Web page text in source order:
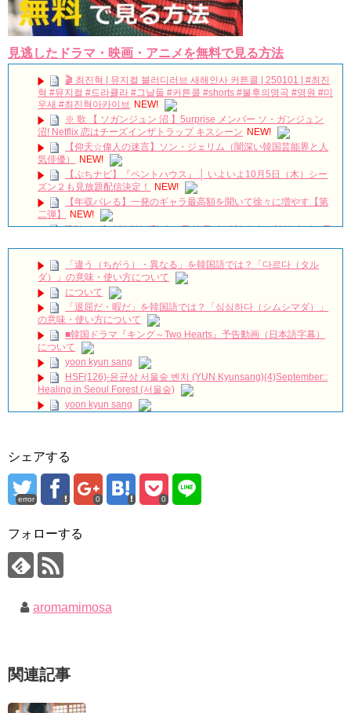
見逃したドラマ・映画・アニメを無料で見る方法
🎬 최진혁 | 뮤지컬 블러디러브 새해인사 커튼콜 | 250101 | #최진
혁 #뮤지컬 #드라큘라 #그날들 #커튼콜 #shorts #불후의명곡 #영원 #미
우새 #최진혁아카이브 NEW!
※ 歌 【 ソガンジュン 沼 】5urprise メンバー ソ・ガンジュン
沼! Netflix 恋はチーズインザトラップ キスシーン NEW!
【仰天☆偉人の迷言】ソン・ジェリム（闇深い韓国芸能界と人
気俳優）
NEW!
【ぷちナビ】『ペントハウス』 │ いよいよ10月5日（木）シー
ズン２も見放題配信決定！
NEW!
【年収バレる】一発のギャラ最高額を聞いて徐々に増やす【第
二弾】
NEW!
[3차 티저] 사랑 없는(?) 솔로들의 동거 리얼리티🔥 일상이 시트콤
味とは？韓国俳優の突然の別れ NEW!
韓国映画【母とわたしの3日間】完！概要|感想 12/30/2023
no.112 NEW!
The Untold Collapse of Yoo Ah-in NEW!
ユン・シユン＆イ・ユヨン主演「親愛なる判事様」視聴率7.8％
で水木ドラマ1位をキープ Big News TV NEW!
【衝撃】小笠原慎之介、甲子園初登板へ🔥「僕はロボットじゃ
ない」伝統の一戦で覚醒なるか⚾
21世紀の大君夫人DUET💓#韓国ドラマ #21世紀の大君夫人
#disneyplus #iu #byeonwooseok NEW!
ハン・ヘジン 한혜진 – (선공개) 강남 3대 얼짱 출신 &#39;한혜진
ハン・ヘジン 한혜진 – Still We (여전히 우리는)
한가인 –
「ライフ・ オン・ マーズ」2019年11月2日TSUTAYAにて先行
レンタル開始！
Jin-Crash Landing On You/ヒョンビン❤️ソンイェジン / エンジョイ❕
ョンら同僚芸能人から慰めの言葉が続々 – Taka News
キングを一部公開（DVD-SET2特典映像より）
「違う（ちがう）・異なる」を韓国語では？「다르다（タル
ダ）」の意味・使い方について
について
「退屈だ・暇だ」を韓国語では？「심심하다（シムシマダ）」
の意味・使い方について
■韓国ドラマ『キング～Two Hearts』予告動画（日本語字幕）
について
yoon kyun sang
HSF(126)-윤균상 서울숲 벤치 (YUN Kyunsang)(4)September::
Healing in Seoul Forest (서울숲)
yoon kyun sang
九尾狐外伝 メイキング03 ハン・イェスル
チョ・ヒョンジェ 조현재 九尾狐外伝 制作発表会
キム・テヒの弟イ・ワン♥イ・ボミ、今日（28日）結婚……
「まず熱く掃除せよ」女優キム・ユジョン、「健康がとても回
【裏芸能】キムユジョンの熱愛彼氏はあの大物俳優
いでしょ？” Big News TV
幻の王女チャミョンゴ エンディング
か」出演で話題 Big News TV
シェアする
error 0 0
フォローする
aromamimosa
関連記事